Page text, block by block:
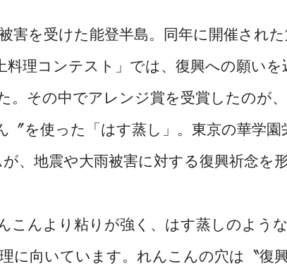
害を受けた能登半島。同年に開催され
理コンテスト」では、復興への願いを
。その中でアレンジ賞を受賞したのが
〞を使った「はす蒸し」。東京の華学園
、地震や大雨被害に対する復興祈念を
こんより粘りが強く、はす蒸しのよう
に向いています。れんこんの穴は〝復